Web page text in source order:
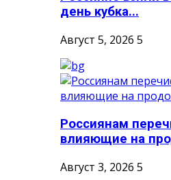
день кубка...
Август 5, 2026 5
Россиянам
влияющие на
Август 3, 2026 5